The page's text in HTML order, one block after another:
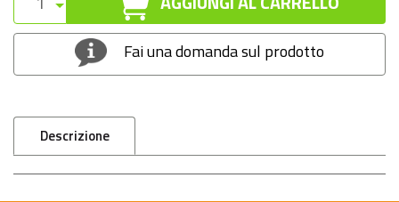
Fai una domanda sul prodotto
Descrizione